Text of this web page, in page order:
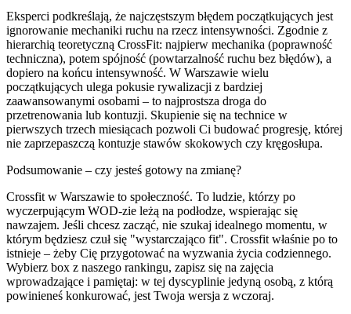
Eksperci podkreślają, że najczęstszym błędem początkujących jest
ignorowanie mechaniki ruchu na rzecz intensywności. Zgodnie z
hierarchią teoretyczną CrossFit: najpierw mechanika (poprawność
techniczna), potem spójność (powtarzalność ruchu bez błędów), a
dopiero na końcu intensywność. W Warszawie wielu
początkujących ulega pokusie rywalizacji z bardziej
zaawansowanymi osobami – to najprostsza droga do
przetrenowania lub kontuzji. Skupienie się na technice w
pierwszych trzech miesiącach pozwoli Ci budować progresję, której
nie zaprzepaszczą kontuzje stawów skokowych czy kręgosłupa.
Podsumowanie – czy jesteś gotowy na zmianę?
Crossfit w Warszawie to społeczność. To ludzie, którzy po
wyczerpującym WOD-zie leżą na podłodze, wspierając się
nawzajem. Jeśli chcesz zacząć, nie szukaj idealnego momentu, w
którym będziesz czuł się "wystarczająco fit". Crossfit właśnie po to
istnieje – żeby Cię przygotować na wyzwania życia codziennego.
Wybierz box z naszego rankingu, zapisz się na zajęcia
wprowadzające i pamiętaj: w tej dyscyplinie jedyną osobą, z którą
powinieneś konkurować, jest Twoja wersja z wczoraj.